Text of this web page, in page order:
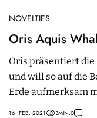
NOVELTIES
Oris Aquis
Oris präsentiert
und will so auf die
Erde aufmerksam
16. FEB. 2021 3MIN.0